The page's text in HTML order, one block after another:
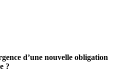
d’une nouvelle obligation
?